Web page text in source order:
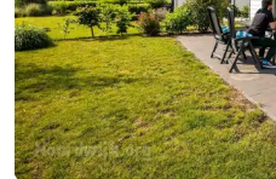
Duin
Scheveningen
-
La
Haye
-
Rotterdam
-